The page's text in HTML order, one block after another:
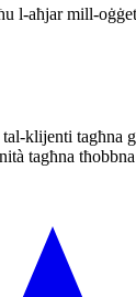
l-aħjar mill-
klijenti tagħna
tagħna